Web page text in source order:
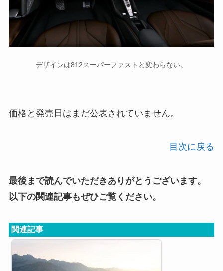
デザインは812スーパーファストと変わらない。
価格と発売日はまだ公表されていません。
目次に戻る
最後まで読んでいただきありがとうございます。
以下の関連記事もぜひご覧ください。
関連記事